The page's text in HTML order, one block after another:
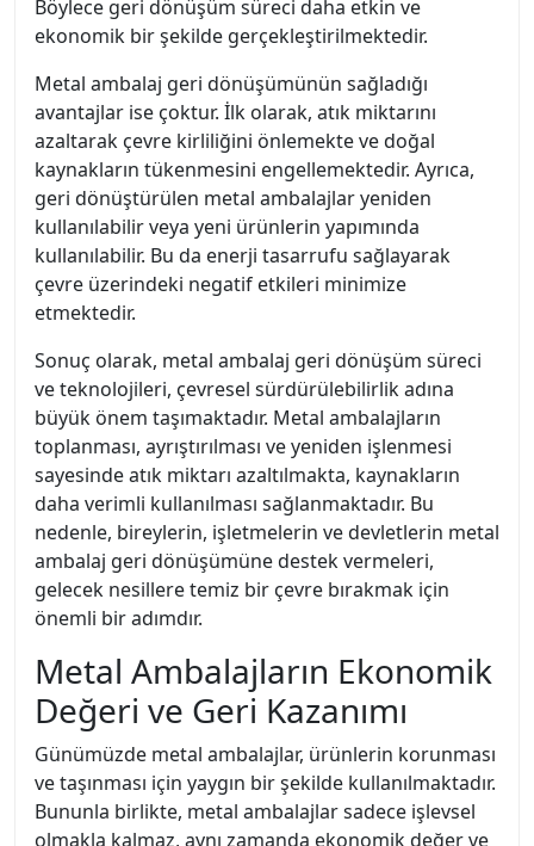
Böylece geri dönüşüm süreci daha etkin ve
ekonomik bir şekilde gerçekleştirilmektedir.
Metal ambalaj geri dönüşümünün sağladığı
avantajlar ise çoktur. İlk olarak, atık miktarını
azaltarak çevre kirliliğini önlemekte ve doğal
kaynakların tükenmesini engellemektedir. Ayrıca,
geri dönüştürülen metal ambalajlar yeniden
kullanılabilir veya yeni ürünlerin yapımında
kullanılabilir. Bu da enerji tasarrufu sağlayarak
çevre üzerindeki negatif etkileri minimize
etmektedir.
Sonuç olarak, metal ambalaj geri dönüşüm süreci
ve teknolojileri, çevresel sürdürülebilirlik adına
büyük önem taşımaktadır. Metal ambalajların
toplanması, ayrıştırılması ve yeniden işlenmesi
sayesinde atık miktarı azaltılmakta, kaynakların
daha verimli kullanılması sağlanmaktadır. Bu
nedenle, bireylerin, işletmelerin ve devletlerin metal
ambalaj geri dönüşümüne destek vermeleri,
gelecek nesillere temiz bir çevre bırakmak için
önemli bir adımdır.
Metal Ambalajların Ekonomik
Değeri ve Geri Kazanımı
Günümüzde metal ambalajlar, ürünlerin korunması
ve taşınması için yaygın bir şekilde kullanılmaktadır.
Bununla birlikte, metal ambalajlar sadece işlevsel
olmakla kalmaz, aynı zamanda ekonomik değer ve